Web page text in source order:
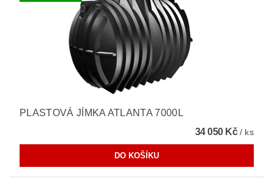
PLASTOVÁ JÍMKA ATLANTA 7000L
34 050 Kč/ ks